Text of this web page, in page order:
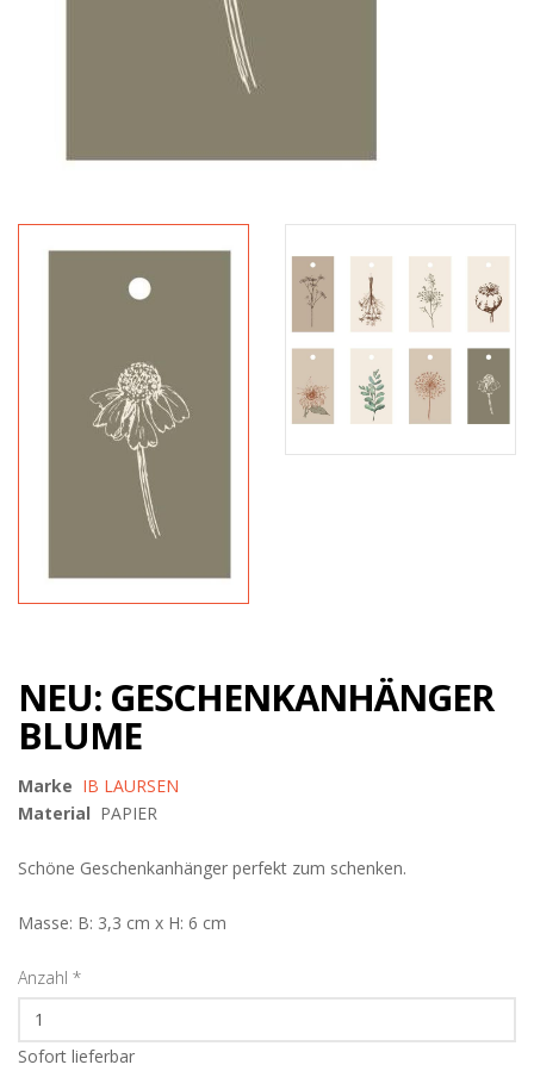
NEU: GESCHENKANHÄNGER
BLUME
Marke IB LAURSEN
Material PAPIER
Schöne Geschenkanhänger perfekt zum schenken.
Masse: B: 3,3 cm x H: 6 cm
Anzahl *
Sofort lieferbar